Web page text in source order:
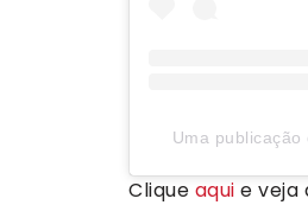
Uma
Clique aqui e veja